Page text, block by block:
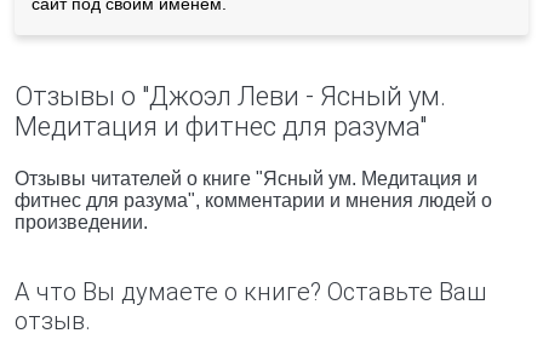
Отзывы о "Джоэл Леви - Ясный ум.
Медитация и фитнес для разума"
Отзывы читателей о книге "Ясный ум. Медитация и
фитнес для разума", комментарии и мнения людей о
произведении.
А что Вы думаете о книге? Оставьте Ваш
отзыв.